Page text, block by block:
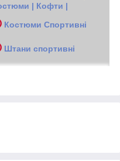
| Кофти |
Костюми Спортивні
Штани спортивні